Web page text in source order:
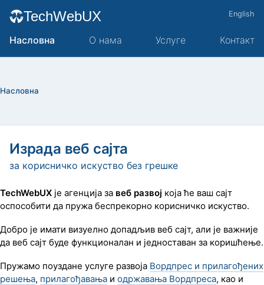
English
TechWebUX
Насловна О нама Услуге Контакт
Насловна
Израда веб сајта
за корисничко искуство без грешке
TechWebUX је агенција за веб развој која ће ваш сајт
оспособити да пружа беспрекорно корисничко искуство.
Добро је имати визуелно допадљив веб сајт, али је важније
да веб сајт буде функционалан и једноставан за коришћење.
Пружамо поуздане услуге развоја Вордпрес и прилагођених
решења, прилагођавања и одржавања Вордпреса, као и